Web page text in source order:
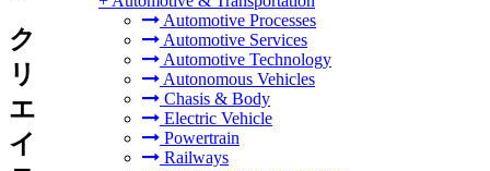
Automotive Processes
Automotive Services
Automotive Technology
Autonomous Vehicles
Chasis & Body
Electric Vehicle
Powertrain
Railways
ク
リ
エ
イ